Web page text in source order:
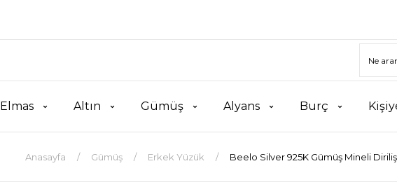
Elmas Altın Gümüş Alyans Burç
Anasayfa Gümüş Erkek Yüzük Beelo Silver 925K Gümüş Mineli